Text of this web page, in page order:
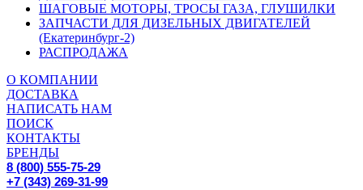
ШАГОВЫЕ МОТОРЫ, ТРОСЫ ГАЗА, ГЛУШИЛКИ
ЗАПЧАСТИ ДЛЯ ДИЗЕЛЬНЫХ ДВИГАТЕЛЕЙ
(Екатеринбург-2)
РАСПРОДАЖА
О КОМПАНИИ
ДОСТАВКА
НАПИСАТЬ НАМ
ПОИСК
КОНТАКТЫ
БРЕНДЫ
8 (800) 555-75-29
+7 (343) 269-31-99